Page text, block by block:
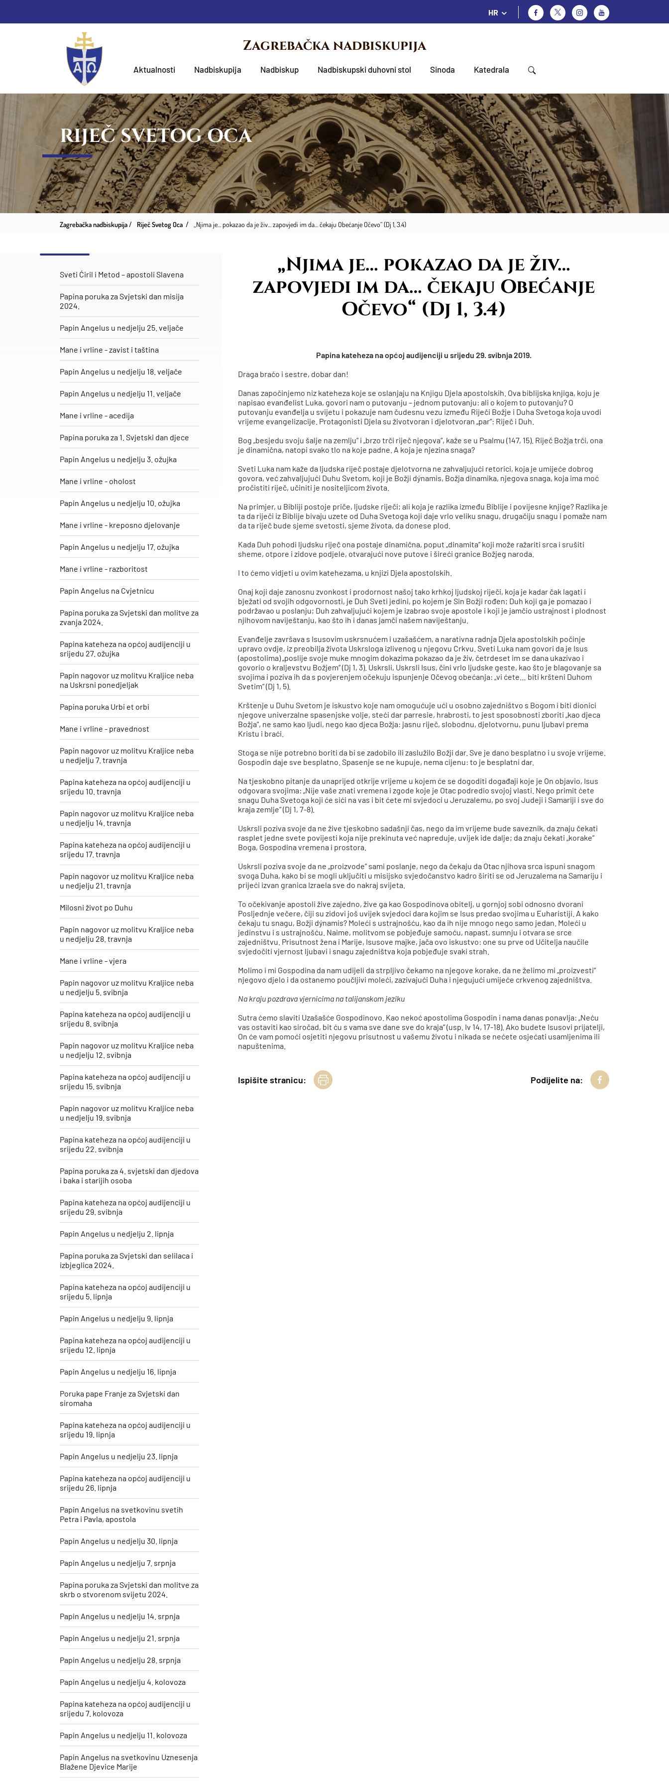
HR
Zagrebačka nadbiskupija
Aktualnosti Nadbiskupija Nadbiskup Nadbiskupski duhovni stol Sinoda Katedrala
RIJEČ SVETOG OCA
Zagrebačka nadbiskupija Riječ Svetog Oca „Njima je… pokazao da je živ… zapovjedi im da… čekaju Obećanje Očevo“ (Dj 1, 3.4)
Sveti Ćiril i Metod – apostoli Slavena
Papina poruka za Svjetski dan misija
2024.
Papin Angelus u nedjelju 25. veljače
​Mane i vrline - zavist i taština
Papin Angelus u nedjelju 18. veljače
Papin Angelus u nedjelju 11. veljače
Mane i vrline - acedija
Papina poruka za 1. Svjetski dan djece
Papin Angelus u nedjelju 3. ožujka
Mane i vrline - oholost
Papin Angelus u nedjelju 10. ožujka
Mane i vrline - kreposno djelovanje
Papin Angelus u nedjelju 17. ožujka
Mane i vrline - razboritost
Papin Angelus na Cvjetnicu
Papina poruka za Svjetski dan molitve za
zvanja 2024.
Papina kateheza na općoj audijenciji u
srijedu 27. ožujka
Papin nagovor uz molitvu Kraljice neba
na Uskrsni ponedjeljak
Papina poruka Urbi et orbi
Mane i vrline - pravednost
Papin nagovor uz molitvu Kraljice neba
u nedjelju 7. travnja
Papina kateheza na općoj audijenciji u
srijedu 10. travnja
Papin nagovor uz molitvu Kraljice neba
u nedjelju 14. travnja
Papina kateheza na općoj audijenciji u
srijedu 17. travnja
Papin nagovor uz molitvu Kraljice neba
u nedjelju 21. travnja
Milosni život po Duhu
Papin nagovor uz molitvu Kraljice neba
u nedjelju 28. travnja
Mane i vrline - vjera
Papin nagovor uz molitvu Kraljice neba
u nedjelju 5. svibnja
Papina kateheza na općoj audijenciji u
srijedu 8. svibnja
Papin nagovor uz molitvu Kraljice neba
u nedjelju 12. svibnja
Papina kateheza na općoj audijenciji u
srijedu 15. svibnja
Papin nagovor uz molitvu Kraljice neba
u nedjelju 19. svibnja
Papina kateheza na općoj audijenciji u
srijedu 22. svibnja
Papina poruka za 4. svjetski dan djedova
i baka i starijih osoba
Papina kateheza na općoj audijenciji u
srijedu 29. svibnja
Papin Angelus u nedjelju 2. lipnja
Papina poruka za Svjetski dan selilaca i
izbjeglica 2024.
Papina kateheza na općoj audijenciji u
srijedu 5. lipnja
Papin Angelus u nedjelju 9. lipnja
Papina kateheza na općoj audijenciji u
srijedu 12. lipnja
Papin Angelus u nedjelju 16. lipnja
Poruka pape Franje za Svjetski dan
siromaha
Papina kateheza na općoj audijenciji u
srijedu 19. lipnja
Papin Angelus u nedjelju 23. lipnja
Papina kateheza na općoj audijenciji u
srijedu 26. lipnja
Papin Angelus na svetkovinu svetih
Petra i Pavla, apostola
Papin Angelus u nedjelju 30. lipnja
Papin Angelus u nedjelju 7. srpnja
Papina poruka za Svjetski dan molitve za
skrb o stvorenom svijetu 2024.
Papin Angelus u nedjelju 14. srpnja
Papin Angelus u nedjelju 21. srpnja
Papin Angelus u nedjelju 28. srpnja
Papin Angelus u nedjelju 4. kolovoza
Papina kateheza na općoj audijenciji u
srijedu 7. kolovoza
Papin Angelus u nedjelju 11. kolovoza
​Papin Angelus na svetkovinu Uznesenja
Blažene Djevice Marije
„Njima je… pokazao da je živ…
zapovjedi im da… čekaju Obećanje
Očevo“ (Dj 1, 3.4)
Papina kateheza na općoj audijenciji u srijedu 29. svibnja 2019.
Draga braćo i sestre, dobar dan!
Danas započinjemo niz kateheza koje se oslanjaju na Knjigu Djela apostolskih. Ova biblijska knjiga, koju je
napisao evanđelist Luka, govori nam o putovanju – jednom putovanju: ali o kojem to putovanju? O
putovanju evanđelja u svijetu i pokazuje nam čudesnu vezu između Riječi Božje i Duha Svetoga koja uvodi
vrijeme evangelizacije. Protagonisti Djela su životvoran i djelotvoran „par“: Riječ i Duh.
Bog „besjedu svoju šalje na zemlju“ i „brzo trči riječ njegova“, kaže se u Psalmu (147, 15). Riječ Božja trči, ona
je dinamična, natopi svako tlo na koje padne. A koja je njezina snaga?
Sveti Luka nam kaže da ljudska riječ postaje djelotvorna ne zahvaljujući retorici, koja je umijeće dobrog
govora, već zahvaljujući Duhu Svetom, koji je Božji dýnamis, Božja dinamika, njegova snaga, koja ima moć
pročistiti riječ, učiniti je nositeljicom života.
Na primjer, u Bibliji postoje priče, ljudske riječi; ali koja je razlika između Biblije i povijesne knjige? Razlika je
ta da riječi iz Biblije bivaju uzete od Duha Svetoga koji daje vrlo veliku snagu, drugačiju snagu i pomaže nam
da ta riječ bude sjeme svetosti, sjeme života, da donese plod.
Kada Duh pohodi ljudsku riječ ona postaje dinamična, poput „dinamita“ koji može ražariti srca i srušiti
sheme, otpore i zidove podjele, otvarajući nove putove i šireći granice Božjeg naroda.
I to ćemo vidjeti u ovim katehezama, u knjizi Djela apostolskih.
Onaj koji daje zanosnu zvonkost i prodornost našoj tako krhkoj ljudskoj riječi, koja je kadar čak lagati i
bježati od svojih odgovornosti, je Duh Sveti jedini, po kojem je Sin Božji rođen; Duh koji ga je pomazao i
podržavao u poslanju; Duh zahvaljujući kojem je izabrao svoje apostole i koji je jamčio ustrajnost i plodnost
njihovom naviještanju, kao što ih i danas jamči našem naviještanju.
Evanđelje završava s Isusovim uskrsnućem i uzašašćem, a narativna radnja Djela apostolskih počinje
upravo ovdje, iz preobilja života Uskrsloga izlivenog u njegovu Crkvu. Sveti Luka nam govori da je Isus
(apostolima) „poslije svoje muke mnogim dokazima pokazao da je živ, četrdeset im se dana ukazivao i
govorio o kraljevstvu Božjem“ (Dj 1, 3). Uskrsli, Uskrsli Isus, čini vrlo ljudske geste, kao što je blagovanje sa
svojima i poziva ih da s povjerenjem očekuju ispunjenje Očevog obećanja: „vi ćete… biti kršteni Duhom
Svetim“ (Dj 1, 5).
Krštenje u Duhu Svetom je iskustvo koje nam omogućuje ući u osobno zajedništvo s Bogom i biti dionici
njegove univerzalne spasenjske volje, steći dar parresie, hrabrosti, to jest sposobnosti zboriti „kao djeca
Božja“, ne samo kao ljudi, nego kao djeca Božja: jasnu riječ, slobodnu, djelotvornu, punu ljubavi prema
Kristu i braći.
Stoga se nije potrebno boriti da bi se zadobilo ili zaslužilo Božji dar. Sve je dano besplatno i u svoje vrijeme.
Gospodin daje sve besplatno. Spasenje se ne kupuje, nema cijenu: to je besplatni dar.
Na tjeskobno pitanje da unaprijed otkrije vrijeme u kojem će se dogoditi događaji koje je On objavio, Isus
odgovara svojima: „Nije vaše znati vremena i zgode koje je Otac podredio svojoj vlasti. Nego primit ćete
snagu Duha Svetoga koji će sići na vas i bit ćete mi svjedoci u Jeruzalemu, po svoj Judeji i Samariji i sve do
kraja zemlje“ (Dj 1, 7-8).
Uskrsli poziva svoje da ne žive tjeskobno sadašnji čas, nego da im vrijeme bude saveznik, da znaju čekati
rasplet jedne svete povijesti koja nije prekinuta već napreduje, uvijek ide dalje; da znaju čekati „korake“
Boga, Gospodina vremena i prostora.
Uskrsli poziva svoje da ne „proizvode“ sami poslanje, nego da čekaju da Otac njihova srca ispuni snagom
svoga Duha, kako bi se mogli uključiti u misijsko svjedočanstvo kadro širiti se od Jeruzalema na Samariju i
prijeći izvan granica Izraela sve do nakraj svijeta.
To očekivanje apostoli žive zajedno, žive ga kao Gospodinova obitelj, u gornjoj sobi odnosno dvorani
Posljednje večere, čiji su zidovi još uvijek svjedoci dara kojim se Isus predao svojima u Euharistiji. A kako
čekaju tu snagu, Božji dýnamis? Moleći s ustrajnošću, kao da ih nije mnogo nego samo jedan. Moleći u
jedinstvu i s ustrajnošću. Naime, molitvom se pobjeđuje samoću, napast, sumnju i otvara se srce
zajedništvu. Prisutnost žena i Marije, Isusove majke, jača ovo iskustvo: one su prve od Učitelja naučile
svjedočiti vjernost ljubavi i snagu zajedništva koja pobjeđuje svaki strah.
Molimo i mi Gospodina da nam udijeli da strpljivo čekamo na njegove korake, da ne želimo mi „proizvesti“
njegovo djelo i da ostanemo poučljivi moleći, zazivajući Duha i njegujući umijeće crkvenog zajedništva.
Na kraju pozdrava vjernicima na talijanskom jeziku
Sutra ćemo slaviti Uzašašće Gospodinovo. Kao nekoć apostolima Gospodin i nama danas ponavlja: „Neću
vas ostaviti kao siročad, bit ću s vama sve dane sve do kraja“ (usp. Iv 14, 17-18). Ako budete Isusovi prijatelji,
On će vam pomoći osjetiti njegovu prisutnost u vašemu životu i nikada se nećete osjećati usamljenima ili
napuštenima.
Ispišite stranicu: Podijelite na: